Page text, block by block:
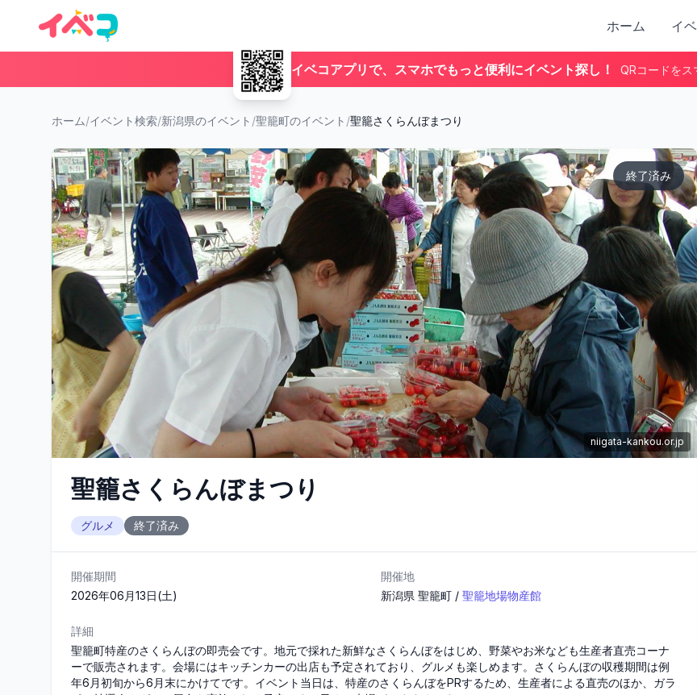
ホーム イ
イベコアプリで、スマホでもっと便利にイベント探し！ QRコードをス
ホーム/イベント検索/新潟県のイベント /聖籠町のイベント /聖籠さくらんぼまつり
niigata-kankou.or.jp
終了済み
聖籠さくらんぼまつり
グルメ 終了済み
開催期間
2026年06月13日(土)
開催地
新潟県 聖籠町 / 聖籠地場物産館
詳細
聖籠町特産のさくらんぼの即売会です。地元で採れた新鮮なさくらんぼをはじめ、野菜やお米なども生産者直売コーナ
ーで販売されます。会場にはキッチンカーの出店も予定されており、グルメも楽しめます。さくらんぼの収穫期間は例
年6月初旬から6月末にかけてです。イベント当日は、特産のさくらんぼをPRするため、生産者による直売のほか、ガラ